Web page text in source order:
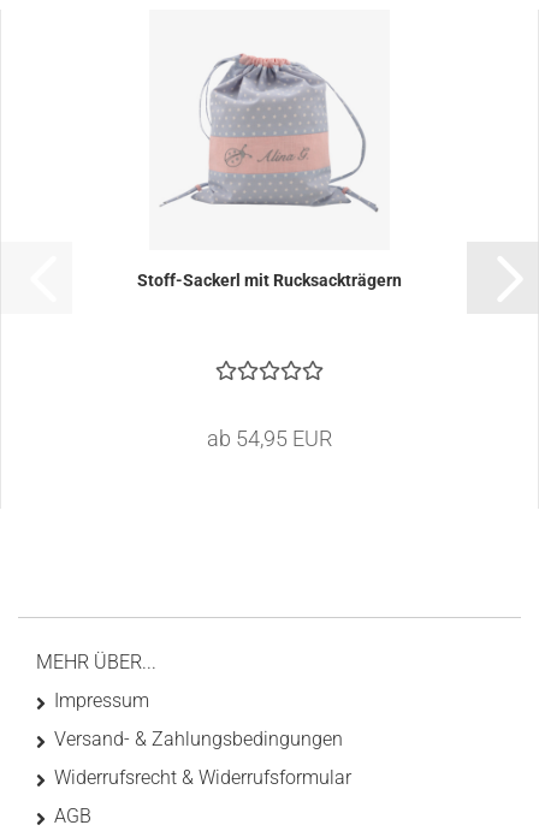
Stoff-Sackerl mit Rucksackträgern
ab 54,95 EUR
MEHR ÜBER...
Impressum
Versand- & Zahlungsbedingungen
Widerrufsrecht & Widerrufsformular
AGB